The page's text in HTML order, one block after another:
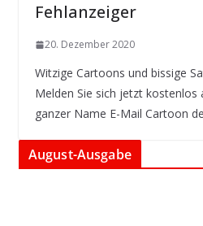
Fehlanzeiger
20. Dezember 2020
Witzige Cartoons und bissige
Melden Sie sich jetzt kostenlos
ganzer Name E-Mail Cartoon
August-Ausgabe